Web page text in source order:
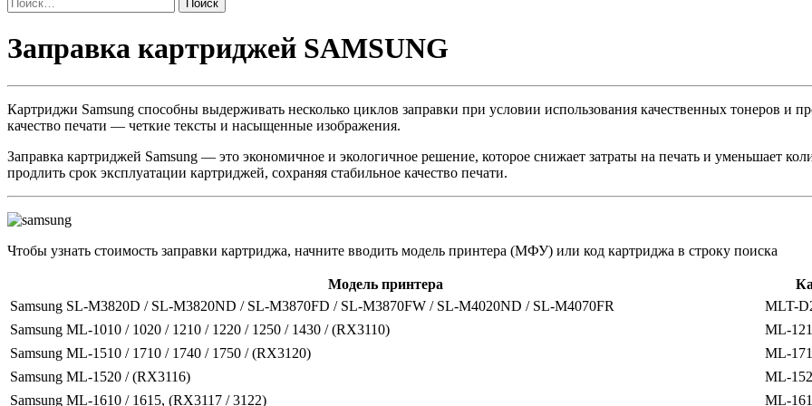
Заправка
картриджей
SAMSUNG
Заправка картриджей SAMSUNG
Картриджи Samsung способны выдерживать несколько циклов заправки при условии использования качественных тонеров и
качество печати — четкие тексты и насыщенные изображения.
Заправка картриджей Samsung — это экономичное и экологичное решение, которое снижает затраты на печать и уменьшает
продлить срок эксплуатации картриджей, сохраняя стабильное качество печати.
Чтобы узнать стоимость заправки картриджа, начните вводить модель принтера (МФУ) или код картриджа в строку поиска
Модель принтера
Samsung SL-M3820D / SL-M3820ND / SL-M3870FD / SL-M3870FW / SL-M4020ND / SL-M4070FR
MLT-
Samsung ML-1010 / 1020 / 1210 / 1220 / 1250 / 1430 / (RX3110)
ML-
Samsung ML-1510 / 1710 / 1740 / 1750 / (RX3120)
ML-
Samsung ML-1520 / (RX3116)
ML-
Samsung ML-1610 / 1615, (RX3117 / 3122)
ML-